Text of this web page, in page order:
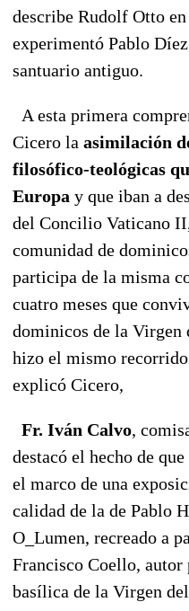
describe Rudolf Otto en
experimentó Pablo
santuario antiguo.
A esta primera
Cicero la asimilación
filosófico-teológicas
Europa y que iban a
del Concilio Vaticano
comunidad de
participa de la misma
cuatro meses que
dominicos de la Virgen
hizo el mismo
explicó Cicero,
Fr. Iván Calvo,
destacó el hecho de
el marco de una
calidad de la de Pablo
O_Lumen, recreado a
Francisco Coello,
basílica de la Virgen